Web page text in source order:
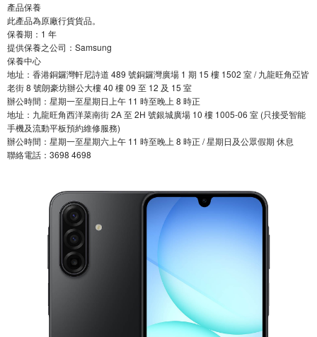
產品保養
此產品為原廠行貨貨品。
保養期：1 年
提供保養之公司：Samsung
保養中心
地址：香港銅鑼灣軒尼詩道 489 號銅鑼灣廣場 1 期 15 樓 1502 室 / 九龍旺角亞皆
老街 8 號朗豪坊辦公大樓 40 樓 09 至 12 及 15 室
辦公時間：星期一至星期日上午 11 時至晚上 8 時正
地址：九龍旺角西洋菜南街 2A 至 2H 號銀城廣場 10 樓 1005-06 室 (只接受智能
手機及流動平板預約維修服務)
辦公時間：星期一至星期六上午 11 時至晚上 8 時正 / 星期日及公眾假期 休息
聯絡電話：3698 4698